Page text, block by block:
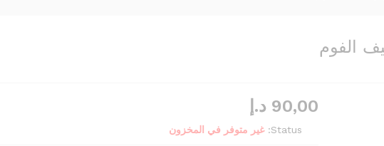
90,00 د.إ
Status: غير متوفر في المخزون